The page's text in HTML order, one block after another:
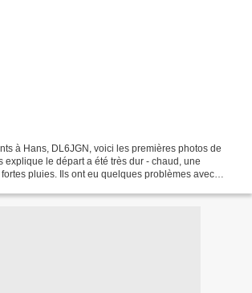
à Hans, DL6JGN, voici les premières photos de
explique le départ a été très dur - chaud, une
pluies. Ils ont eu quelques problèmes avec